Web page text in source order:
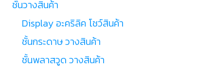
ชั้นวางสินค้า
Display อะคริลิค โชว์สินค้า
ชั้นกระดาษ วางสินค้า
ชั้นพลาสวูด วางสินค้า